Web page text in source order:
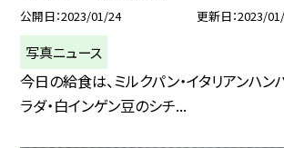
公開日 2023/01/24 更新日 2023/
写真ニュース
今日の給食は、ミルクパン・イタリアンハン
ラダ・白インゲン豆のシチ...